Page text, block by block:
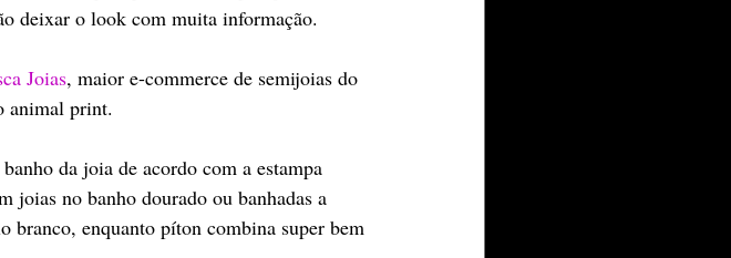
deixar o look com muita informação.
Joias, maior e-commerce de semijoias do
animal print.
da joia de acordo com a estampa
joias no banho dourado ou banhadas a
branco, enquanto píton combina super bem